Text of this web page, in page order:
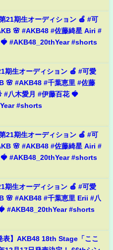
21期生オーディション 🍎 #可
🌸 #AKB48 #佐藤綺星 Airi #
#AKB48_20thYear #shorts
期生オーディション 🍎 #可愛
🌸 #AKB48 #千葉恵里 #佐藤
#八木愛月 #伊藤百花 🍓
#shorts
21期生オーディション 🍎 #可
🌸 #AKB48 #佐藤綺星 Airi #
#AKB48_20thYear #shorts
期生オーディション 🍎 #可愛
🌸 #AKB48 #千葉恵里 Erii #八
#AKB48_20thYear #shorts
表】AKB48 18th Stage「ここ